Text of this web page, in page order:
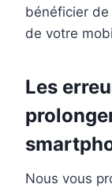
bénéficier
de votre
Les
Nous vous